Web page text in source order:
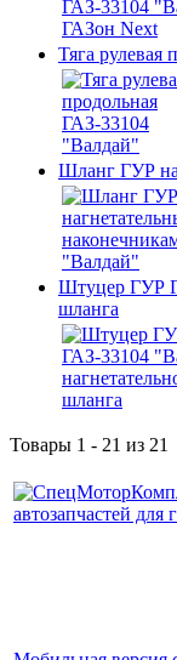
Тяга рулевая
Шланг ГУР
Штуцер ГУР
шланга
Товары 1 - 21 из 21